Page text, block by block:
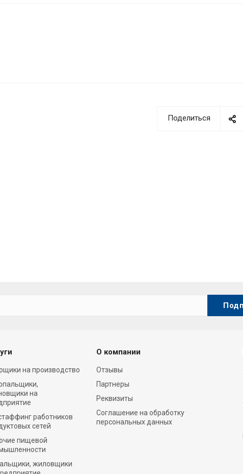
Поделиться
на производство
на
работников
сетей
пищевой
жиловщики
О компании
Отзывы
Партнеры
Реквизиты
Соглашение на обработку
персональных данных